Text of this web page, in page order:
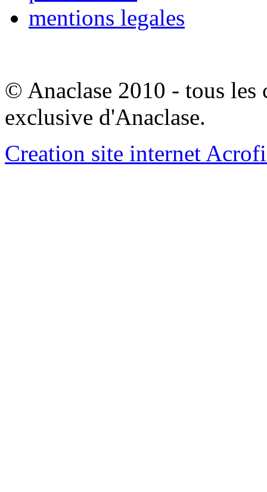
mentions legales
© Anaclase 2010 - tous les
exclusive d'Anaclase.
Creation site internet